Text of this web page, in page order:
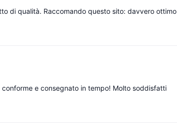
di qualità. Raccomando questo sito: davvero ottimo
e consegnato in tempo! Molto soddisfatti